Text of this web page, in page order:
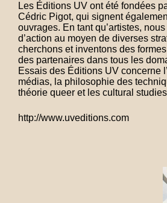
Les Éditions UV ont été fondées
Cédric Pigot, qui signent
ouvrages. En tant qu’artistes,
d’action au moyen de diverses
cherchons et inventons des
des partenaires dans tous les
Essais des Éditions UV concerne
médias, la philosophie des
théorie queer et les cultural
http://www.uveditions.com